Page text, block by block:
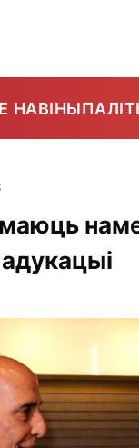
НАВІНЫ
маюць